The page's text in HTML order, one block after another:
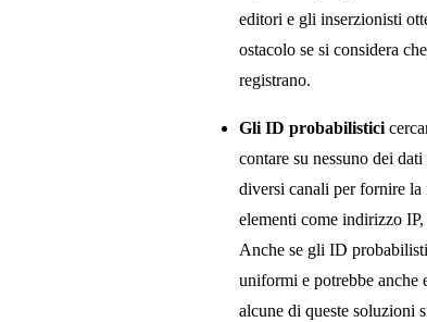
editori e gli inserzionisti
ostacolo se si considera
registrano.
Gli ID probabilistici
contare su nessuno dei
diversi canali per fornire la
elementi come indirizzo
Anche se gli ID
uniformi e potrebbe anche
alcune di queste soluzioni